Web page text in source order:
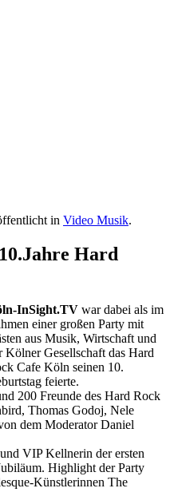
in Video Musik.
Hard
InSight.TV war dabei als im
einer großen Party mit
aus Musik, Wirtschaft und
Kölner Gesellschaft das Hard
Cafe Köln seinen 10.
feierte.
200 Freunde des Hard Rock
Thomas Godoj, Nele
dem Moderator Daniel
VIP Kellnerin der ersten
Highlight der Party
Künstlerinnen The